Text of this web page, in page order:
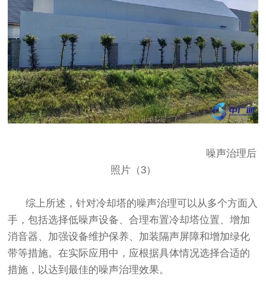
噪声治理后
照片（3）
综上所述，针对冷却塔的噪声治理可以从多个方面入
手，包括选择低噪声设备、合理布置冷却塔位置、增加
消音器、加强设备维护保养、加装隔声屏障和增加绿化
带等措施。在实际应用中，应根据具体情况选择合适的
措施，以达到最佳的噪声治理效果。